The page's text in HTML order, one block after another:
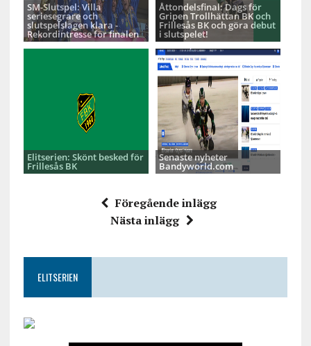
SM-Slutspel: Villa
seriesegrare och
slutspelslagen klara -
Rekordintresse för finalen
Åttondelsfinal: Dags för
Gripen Trollhättan BK och
Frillesås BK och göra debut
i slutspelet!
Elitserien: Skönt besked för
Frillesås BK
Senaste nyheter
Bandyworld.com
Föregående inlägg
Nästa inlägg
ELITSERIEN